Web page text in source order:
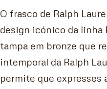
O frasco de Ralph
design icónico da linha
tampa em bronze que
intemporal da Ralph
permite que expresses